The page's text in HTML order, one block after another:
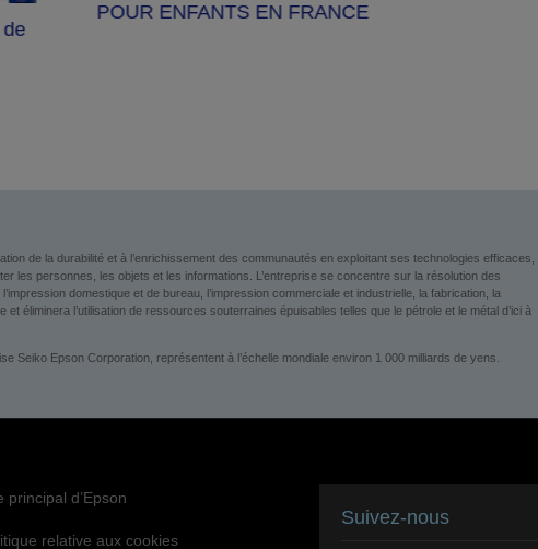
de
POUR ENFANTS EN FRANCE
de la durabilité et à l’enrichissement des communautés en exploitant ses technologies efficaces,
les personnes, les objets et les informations. L’entreprise se concentre sur la résolution des
domestique et de bureau, l’impression commerciale et industrielle, la fabrication, la
éliminera l’utilisation de ressources souterraines épuisables telles que le pétrole et le métal d’ici à
Seiko Epson Corporation, représentent à l’échelle mondiale environ 1 000 milliards de yens.
principal d’Epson
relative aux cookies
Suivez-nous